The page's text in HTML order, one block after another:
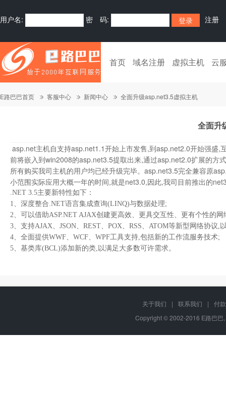
用户名: 密 码: 注册
首页 域名注册 虚拟主机 云
E路巴巴首页 客服中心 新闻中心 全面升级asp.net3.5虚拟主机
全面升
asp.net主机自支持asp.net1.1开始上市发售,到asp.net2.0开始强盛
前将嵌入到win2008的asp.net3.5提取出来,通过asp.net2.0扩展的方
所有购买我司主机的用户均已经升级完毕。asp.net3.5完全兼容原
小范围实际应用大概一年的时间,就是net3.0,因此,我司目前推出的
.NET 3.5主要新特性如下：
1、深度整合.NET语言集成查询(LINQ)与数据处理;
2、可以借助ASP.NET AJAX创建更高效、更具交互性、更有个性的
3、支持AJAX、JSON、REST、POX、RSS、ATOM等新型网络协议
4、全面提供WWF、WCF、WPF工具支持,包括新的工作流服务技术;
5、基类库(BCL)添加新的类,以满足大多数可许需求。
关于我们 | 联系我们 |
付
Copyright © 2002-2016 E路巴